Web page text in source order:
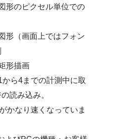
ピクセル単位での
画面上ではフォン
描画
までの計測中に取
読み込み。
なり速くなっていま